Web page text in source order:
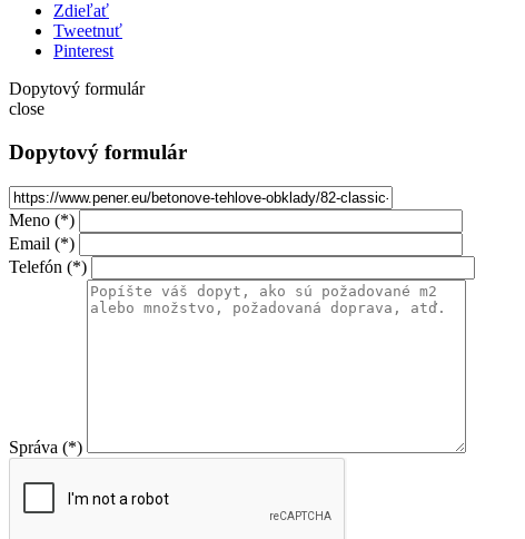
Zdieľať
Tweetnuť
Pinterest
Dopytový formulár
close
Dopytový formulár
Meno (*)
Email (*)
Telefón (*)
Správa (*)